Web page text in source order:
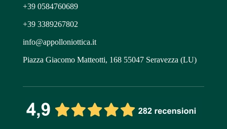
+39 0584760689
+39 3389267802
info@appolloniottica.it
Piazza Giacomo Matteotti, 168 55047 Seravezza (LU)